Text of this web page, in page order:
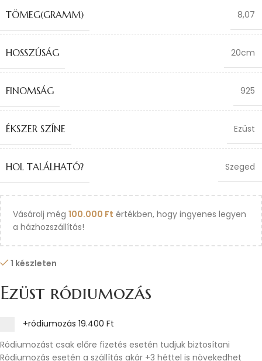
TÖMEG(GRAMM) 8,07
HOSSZÚSÁG 20cm
FINOMSÁG 925
ÉKSZER SZÍNE Ezüst
HOL TALÁLHATÓ? Szeged
Vásárolj még 100.000 Ft értékben, hogy ingyenes legyen
a házhozszállítás!
1 készleten
Ezüst ródiumozás
+ródiumozás 19.400 Ft
Ródiumozást csak előre fizetés esetén tudjuk biztosítani
Ródiumozás esetén a szállítás akár +3 héttel is növekedhet